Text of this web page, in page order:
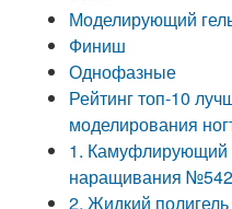
Моделирующий
Финиш
Однофазные
Рейтинг топ-10
моделирования
1. Камуфлирующий
наращивания
2. Жидкий